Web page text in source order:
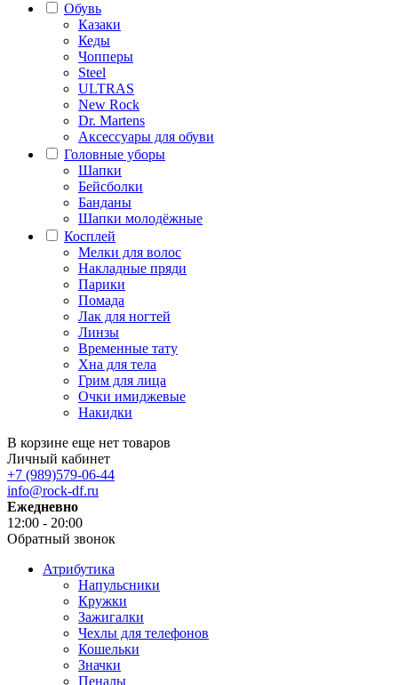
Обувь
Казаки
Кеды
Чопперы
Steel
ULTRAS
New Rock
Dr. Martens
Аксессуары для обуви
Головные уборы
Шапки
Бейсболки
Банданы
Шапки молодёжные
Косплей
Мелки для волос
Накладные пряди
Парики
Помада
Лак для ногтей
Линзы
Временные тату
Хна для тела
Грим для лица
Очки имиджевые
Накидки
В корзине еще нет товаров
Личный кабинет
+7 (989)579-06-44
info@rock-df.ru
Ежедневно
12:00 - 20:00
Обратный звонок
Атрибутика
Напульсники
Кружки
Зажигалки
Чехлы для телефонов
Кошельки
Значки
Пеналы